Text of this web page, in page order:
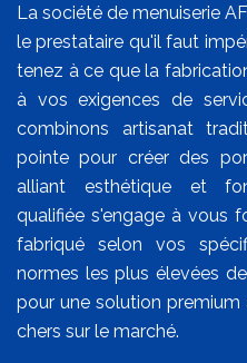
La société de menuiserie
le prestataire qu'il faut
tenez à ce que la
à vos exigences de
combinons artisanat
pointe pour créer des
alliant esthétique et
qualifiée s'engage à vous
fabriqué selon vos
normes les plus élevées
pour une solution
chers sur le marché.